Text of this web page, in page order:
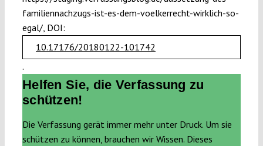
familiennachzugs-ist-es-dem-voelkerrecht-wirklich-so-
egal/, DOI:
10.17176/20180122-101742
.
Helfen Sie, die Verfassung zu
schützen!
Die Verfassung gerät immer mehr unter Druck. Um sie
schützen zu können, brauchen wir Wissen. Dieses